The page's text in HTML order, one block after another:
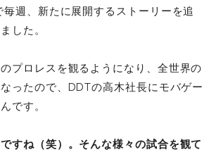
毎週、新たに展開するストーリーを追
した。
プロレスを観るようになり、全世界の
ったので、DDTの高木社長にモバゲー
です。
すね（笑）。そんな様々の試合を観て